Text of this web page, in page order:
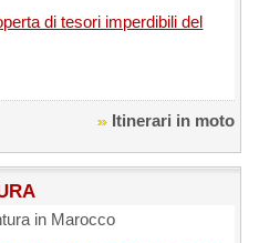
di tesori imperdibili del
Itinerari in moto
in Marocco